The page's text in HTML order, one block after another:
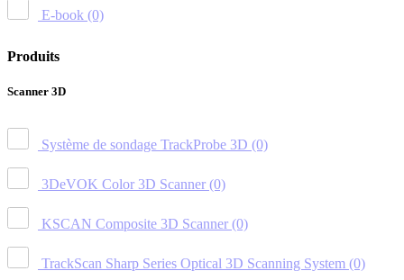
E-book (0)
Produits
Scanner 3D
Système de sondage TrackProbe 3D (0)
3DeVOK Color 3D Scanner (0)
KSCAN Composite 3D Scanner (0)
TrackScan Sharp Series Optical 3D Scanning System (0)